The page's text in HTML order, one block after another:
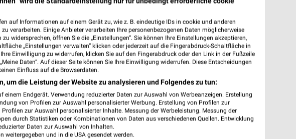
✔Standortgenaue Angebote
✔Folge deinem Lieblingshändler
✔Push-Benachrichtigungen bei neuen Prospekten
✔Einkaufsliste - Einkauf stressfrei planen
weekli auch mobil – App jetzt laden oder QR-Code scannen.
auf Informationen auf einem Gerät zu, wie z. B. eindeutige IDs in cookie und anderen
verarbeiten. Einige Anbieter verarbeiten Ihre personenbezogenen Daten möglicherweise
widersprechen, öffnen Sie die „Einstellungen“. Sie können Ihre Einstellungen akzeptieren,
„Einstellungen verwalten“ klicken oder jederzeit auf die Fingerabdruck-Schaltfläche in
Einwilligung zu widerrufen, klicken Sie auf den Fingerabdruck oder den Link in der Fußzeile
Daten“. Auf dieser Seite können Sie Ihre Einwilligung widerrufen. Diese Entscheidungen
Einfluss auf die Browserdaten.
um die Leistung der Website zu analysieren und Folgendes zu tun:
Endgerät. Verwendung reduzierter Daten zur Auswahl von Werbeanzeigen. Erstellung
von Profilen zur Auswahl personalisierter Werbung. Erstellung von Profilen zur
zur Auswahl personalisierter Inhalte. Messung der Werbeleistung. Messung der
durch Statistiken oder Kombinationen von Daten aus verschiedenen Quellen. Entwicklung
Daten zur Auswahl von Inhalten.
weitergegeben und in die USA gesendet werden.